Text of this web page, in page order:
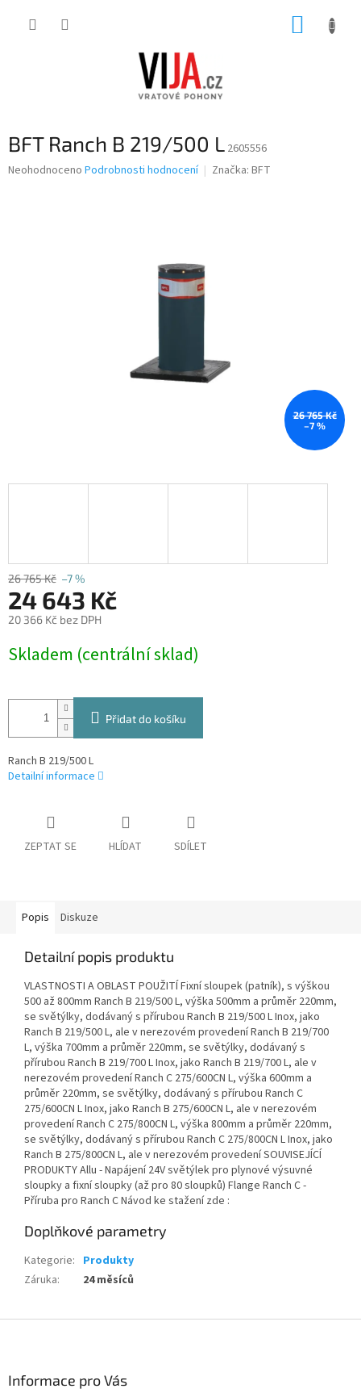
BFT Ranch B 219/500 L 2605556
Průměrné
Neohodnoceno Podrobnosti hodnocení Značka: BFT
26 765 Kč
–7 %
26 765 Kč –7 %
24 643 Kč
20 366 Kč bez DPH
cena:
Skladem (centrální sklad)
Přidat do košíku
Ranch B 219/500 L
Detailní informace
ZEPTAT SE HLÍDAT SDÍLET
Popis Diskuze
Detailní popis produktu
VLASTNOSTI A OBLAST POUŽITÍ Fixní sloupek (patník), s výškou
500 až 800mm Ranch B 219/500 L, výška 500mm a průměr 220mm,
se světýlky, dodávaný s přírubou Ranch B 219/500 L Inox, jako
Ranch B 219/500 L, ale v nerezovém provedení Ranch B 219/700
L, výška 700mm a průměr 220mm, se světýlky, dodávaný s
přírubou Ranch B 219/700 L Inox, jako Ranch B 219/700 L, ale v
nerezovém provedení Ranch C 275/600CN L, výška 600mm a
průměr 220mm, se světýlky, dodávaný s přírubou Ranch C
275/600CN L Inox, jako Ranch B 275/600CN L, ale v nerezovém
provedení Ranch C 275/800CN L, výška 800mm a průměr 220mm,
se světýlky, dodávaný s přírubou Ranch C 275/800CN L Inox, jako
Ranch B 275/800CN L, ale v nerezovém provedení SOUVISEJÍCÍ
PRODUKTY Allu - Napájení 24V světýlek pro plynové výsuvné
sloupky a fixní sloupky (až pro 80 sloupků) Flange Ranch C -
Příruba pro Ranch C Návod ke stažení zde :
Doplňkové parametry
Kategorie: Produkty
Záruka: 24 měsíců
Informace pro Vás